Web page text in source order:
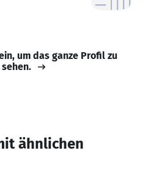
um das ganze Profil zu
sehen.
ähnlichen